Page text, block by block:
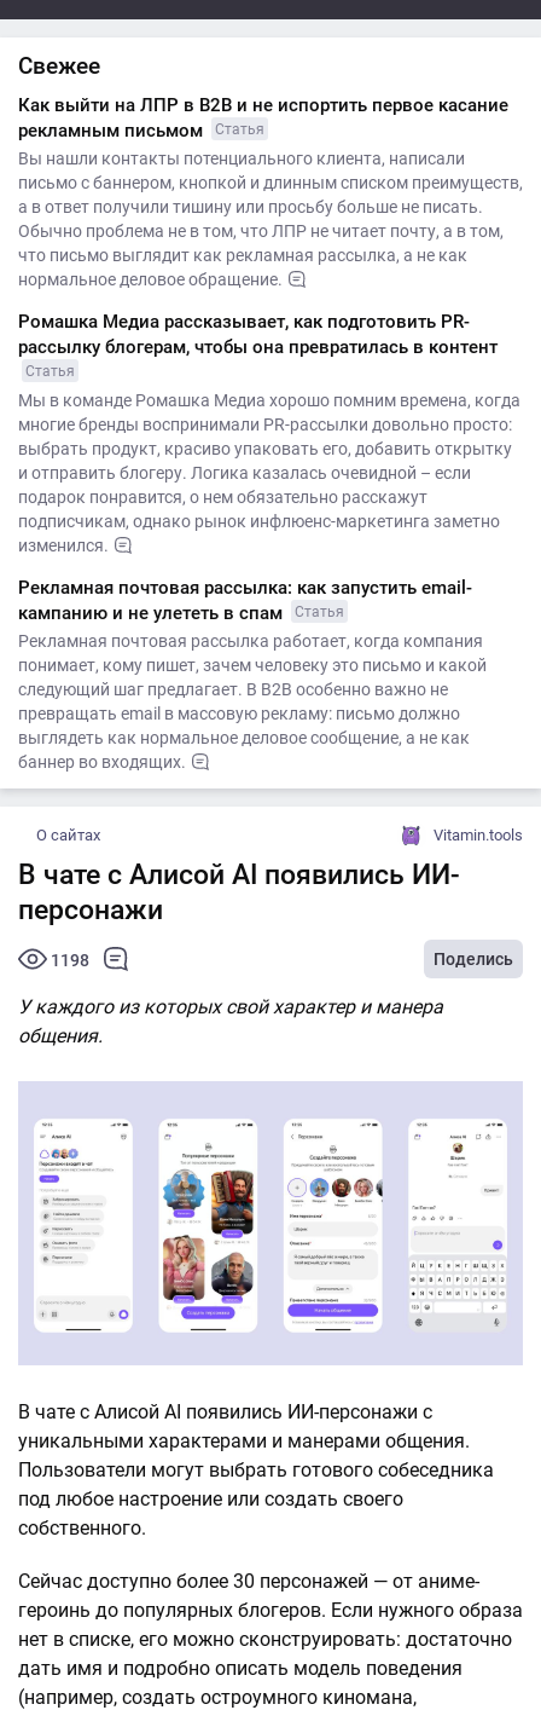
Свежее
Как выйти на ЛПР в B2B и не испортить первое касание
рекламным письмом
Статья
Вы нашли контакты потенциального клиента, написали
письмо с баннером, кнопкой и длинным списком преимуществ,
а в ответ получили тишину или просьбу больше не писать.
Обычно проблема не в том, что ЛПР не читает почту, а в том,
что письмо выглядит как рекламная рассылка, а не как
нормальное деловое обращение.
Ромашка Медиа рассказывает, как подготовить PR-
рассылку блогерам, чтобы она превратилась в контент
Статья
Мы в команде Ромашка Медиа хорошо помним времена, когда
многие бренды воспринимали PR-рассылки довольно просто:
выбрать продукт, красиво упаковать его, добавить открытку
и отправить блогеру. Логика казалась очевидной – если
подарок понравится, о нем обязательно расскажут
подписчикам, однако рынок инфлюенс-маркетинга заметно
изменился.
Рекламная почтовая рассылка: как запустить email-
кампанию и не улететь в спам
Статья
Рекламная почтовая рассылка работает, когда компания
понимает, кому пишет, зачем человеку это письмо и какой
следующий шаг предлагает. В B2B особенно важно не
превращать email в массовую рекламу: письмо должно
выглядеть как нормальное деловое сообщение, а не как
баннер во входящих.
О сайтах Vitamin.tools
В чате с Алисой AI появились ИИ-
персонажи
1198 Поделись
У каждого из которых свой характер и манера
общения.
В чате с Алисой AI появились ИИ-персонажи с
уникальными характерами и манерами общения.
Пользователи могут выбрать готового собеседника
под любое настроение или создать своего
собственного.
Сейчас доступно более 30 персонажей — от аниме-
героинь до популярных блогеров. Если нужного образа
нет в списке, его можно сконструировать: достаточно
дать имя и подробно описать модель поведения
(например, создать остроумного киномана,